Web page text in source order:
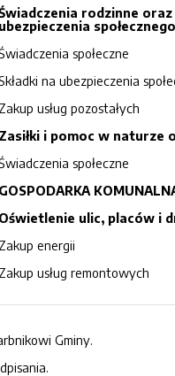
rodzinne
ubezpieczenia społecznego
społeczne
na ubezpieczenia
Zakup usług pozostałych
Zasiłki i pomoc w naturze
społeczne
GOSPODARKA
Oświetlenie ulic, placów i
Zakup energii
Zakup usług remontowych
Gminy.